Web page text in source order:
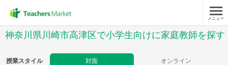
メニュー
神奈川県川崎市高津区で小学生向けに家庭教師を探す
授業スタイル 対面 オンライン